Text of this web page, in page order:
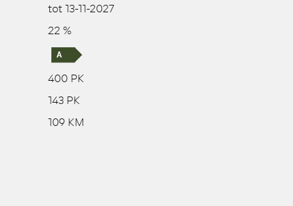
tot 13-11-2027
22 %
400 PK
143 PK
109 KM